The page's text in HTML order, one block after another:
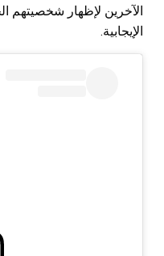
الآخرين لإظهار شخصيتهم
الإيجابية.